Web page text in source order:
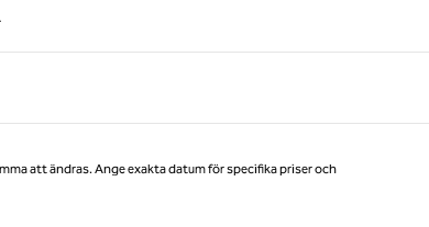
1
1 av 1
att ändras. Ange exakta datum för specifika priser och